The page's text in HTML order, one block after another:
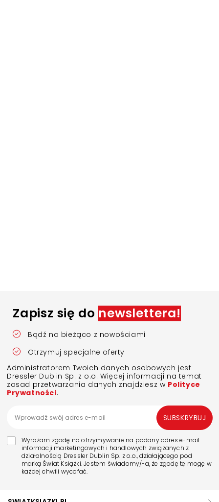
Zapisz się do newslettera!
Bądź na bieżąco z nowościami
Otrzymuj specjalne oferty
Administratorem Twoich danych osobowych jest
Dressler Dublin Sp. z o.o. Więcej informacji na temat
zasad przetwarzania danych znajdziesz w Polityce
Prywatności.
Wyrażam zgodę na otrzymywanie na podany adres e-mail
informacji marketingowych i handlowych związanych z
działalnością Dressler Dublin Sp. z o.o., działającego pod
marką Świat Książki. Jestem świadomy/-a, że zgodę tę mogę w
każdej chwili wycofać.
SUBSKRYBUJ